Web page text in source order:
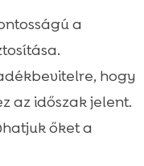
a
hogy
az időszak jelent.
őket a